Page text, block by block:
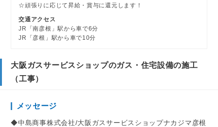
☆頑張りに応じて昇給・賞与に還元します！
交通アクセス
JR「南彦根」駅から車で6分
JR「彦根」駅から車で10分
大阪ガスサービスショップのガス・住宅設備の施工
（工事）
メッセージ
◆中島商事株式会社/大阪ガスサービスショップナカジマ彦根